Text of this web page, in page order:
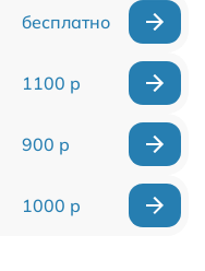
бесплатно
1100 р
900 р
1000 р